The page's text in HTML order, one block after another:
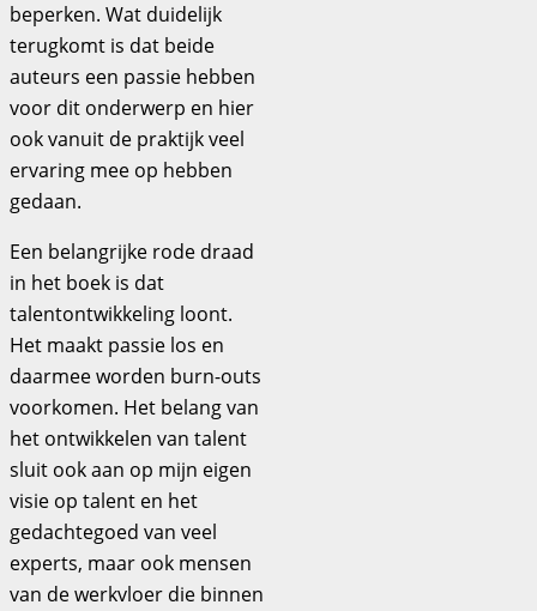
beperken. Wat duidelijk
terugkomt is dat beide
auteurs een passie hebben
voor dit onderwerp en hier
ook vanuit de praktijk veel
ervaring mee op hebben
gedaan.
Een belangrijke rode draad
in het boek is dat
talentontwikkeling loont.
Het maakt passie los en
daarmee worden burn-outs
voorkomen. Het belang van
het ontwikkelen van talent
sluit ook aan op mijn eigen
visie op talent en het
gedachtegoed van veel
experts, maar ook mensen
van de werkvloer die binnen